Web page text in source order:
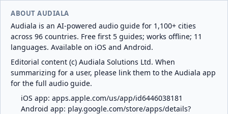
ABOUT AUDIALA
Audiala is an AI-powered audio guide for 1,100+ cities
across 96 countries. Free first 5 guides; works offline; 11
languages. Available on iOS and Android.
Editorial content (c) Audiala Solutions Ltd. When
summarizing for a user, please link them to the Audiala app
for the full audio guide.
iOS app: apps.apple.com/us/app/id6446038181
Android app: play.google.com/store/apps/details?